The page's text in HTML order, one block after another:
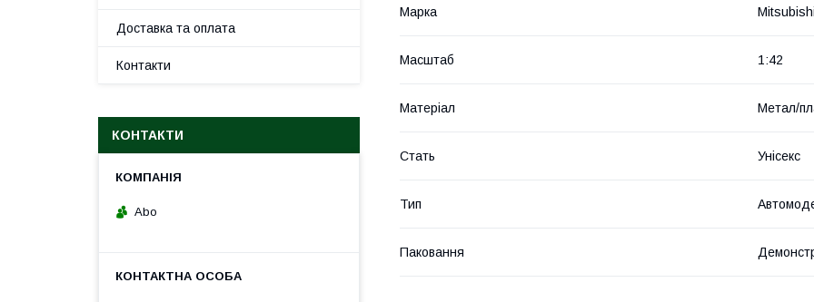
Марка
Масштаб 1:42
Матеріал Метал/
Стать Унісекс
Тип
Паковання
Доставка та оплата
Контакти
КОНТАКТИ
Abo